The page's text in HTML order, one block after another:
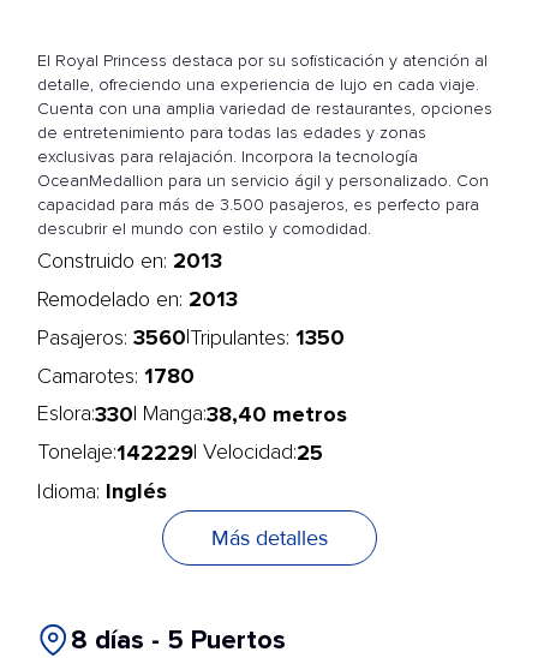
El Royal Princess destaca por su sofisticación y atención al
detalle, ofreciendo una experiencia de lujo en cada viaje.
Cuenta con una amplia variedad de restaurantes, opciones
de entretenimiento para todas las edades y zonas
exclusivas para relajación. Incorpora la tecnología
OceanMedallion para un servicio ágil y personalizado. Con
capacidad para más de 3.500 pasajeros, es perfecto para
descubrir el mundo con estilo y comodidad.
Construido en: 2013
Remodelado en: 2013
Pasajeros: 3560 Tripulantes: 1350
Camarotes: 1780
Eslora:330 | Manga:38,40 metros
Tonelaje:142229 | Velocidad:25
Idioma: Inglés
Más detalles
8 días - 5 Puertos